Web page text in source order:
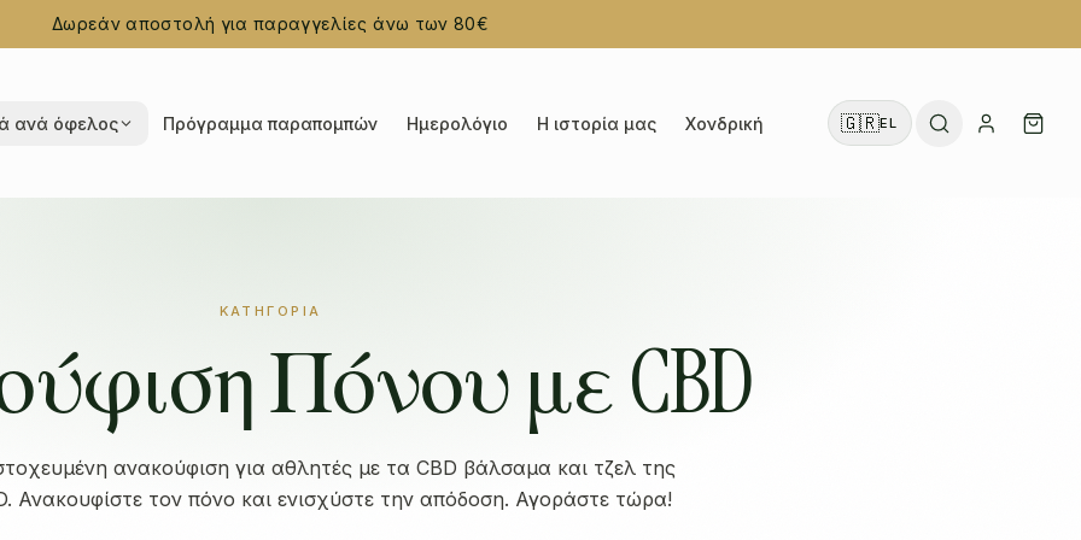
Δωρεάν αποστολή για παραγγελίες άνω των 80€
ανά όφελος Πρόγραμμα παραπομπών Ημερολόγιο Η ιστορία μας Χονδρική 🇬🇷EL
ΚΑΤΗΓΟΡΊΑ
Πόνου με CBD
ανακούφιση για αθλητές με τα CBD βάλσαμα και τζελ της
Ανακουφίστε τον πόνο και ενισχύστε την απόδοση. Αγοράστε τώρα!